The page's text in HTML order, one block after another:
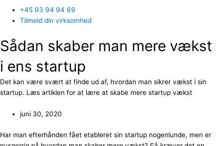
+45 93 94 94 69
Tilmeld din virksomhed
Sådan skaber man mere vækst
i ens startup
Det kan være svært at finde ud af, hvordan man sikrer vækst i sin
startup. Læs artiklen for at lære at skabe mere startup vækst
juni 30, 2020
Har man efterhånden fået etableret sin startup nogenlunde, men er